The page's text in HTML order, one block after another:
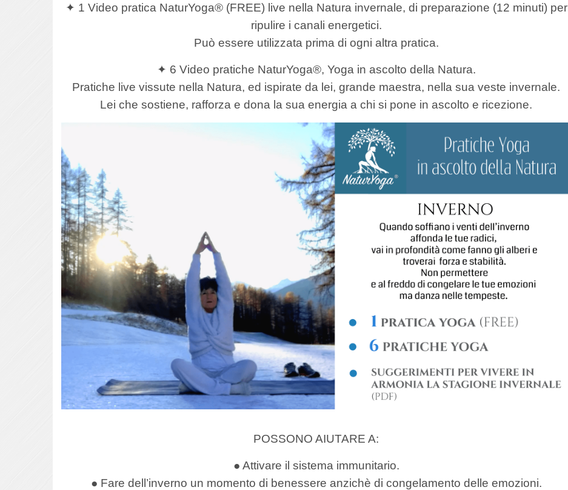
✦ 1 Video pratica NaturYoga® (FREE) live nella Natura invernale, di preparazione (12 minuti) per
ripulire i canali energetici.
Può essere utilizzata prima di ogni altra pratica.
✦ 6 Video pratiche NaturYoga®, Yoga in ascolto della Natura.
Pratiche live vissute nella Natura, ed ispirate da lei, grande maestra, nella sua veste invernale.
Lei che sostiene, rafforza e dona la sua energia a chi si pone in ascolto e ricezione.
POSSONO AIUTARE A:
● Attivare il sistema immunitario.
● Fare dell’inverno un momento di benessere anzichè di congelamento delle emozioni.